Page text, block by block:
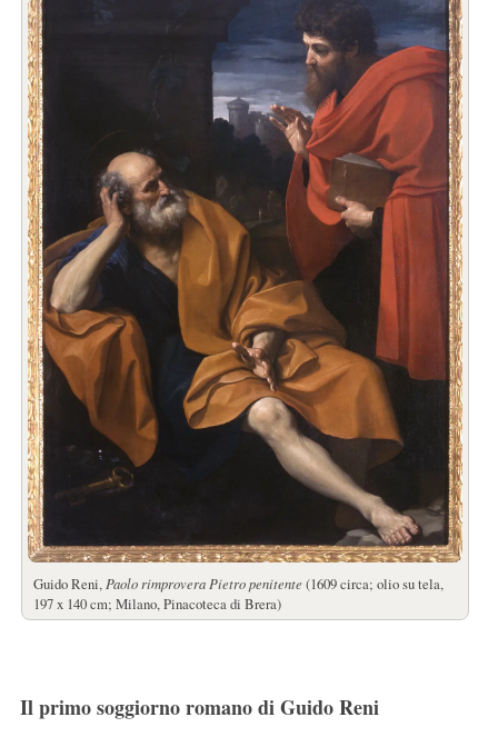
Guido Reni,Paolo rimprovera Pietro penitente (1609 circa; olio su tela,
197 x 140 cm; Milano, Pinacoteca di Brera)
Il primo soggiorno romano di Guido Reni